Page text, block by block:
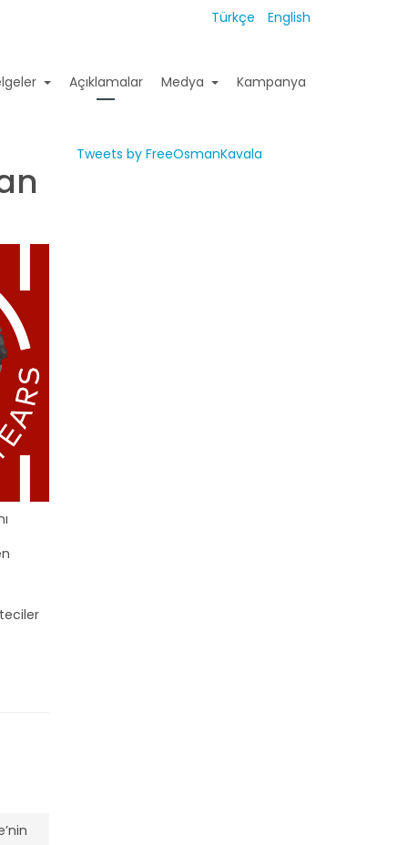
Türkçe English
Açıklamalar Medya Kampanya
Tweets by FreeOsmanKavala